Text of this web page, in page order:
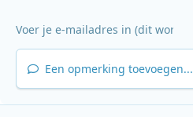
Een opmerking toevoegen...